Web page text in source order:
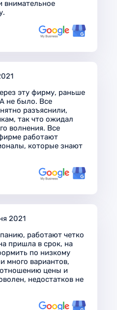
внимательное
эту фирму, раньше
не было. Все
разъяснили,
так что ожидал
волнения. Все
работают
которые знают
2021
работают четко
пришла в срок, на
по низкому
много вариантов,
цены и
недостатков не